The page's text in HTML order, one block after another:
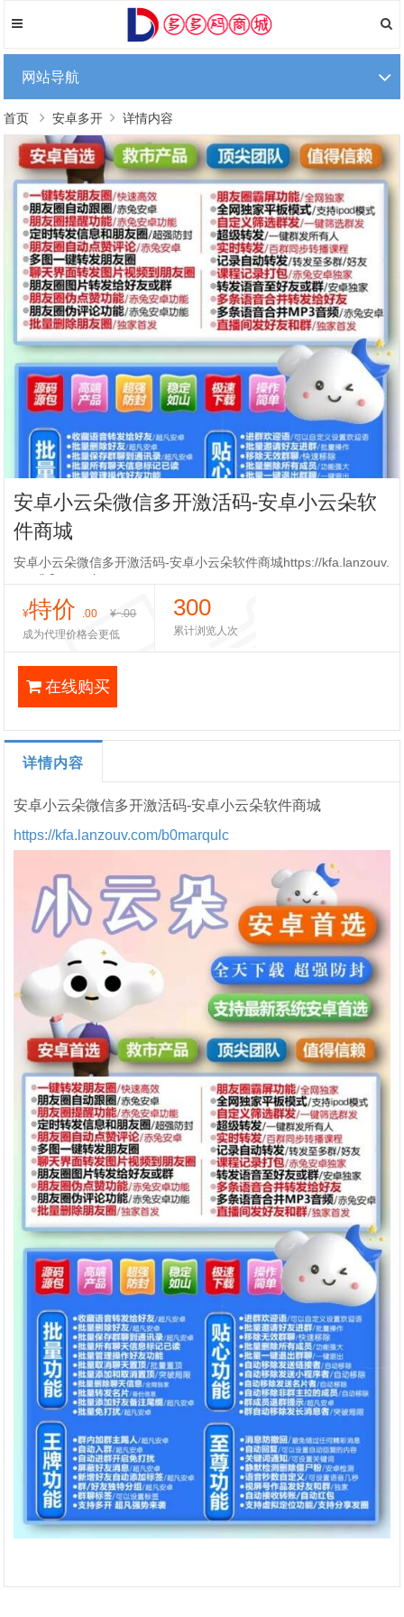
网站导航
首页 安卓多开 详情内容
安卓小云朵微信多开激活码-安卓小云朵软
件商城
安卓小云朵微信多开激活码-安卓小云朵软件商城https://kfa.lanzouv.
com/b0marqulc
¥特价 .00 ¥ .00
成为代理价格会更低
300
累计浏览人次
在线购买
详情内容
安卓小云朵微信多开激活码-安卓小云朵软件商城
https://kfa.lanzouv.com/b0marqulc